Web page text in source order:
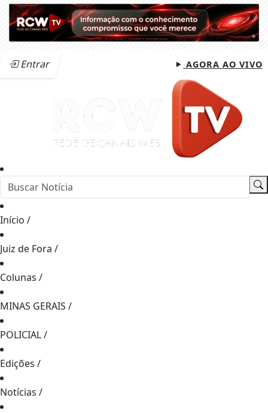
Entrar AGORA AO VIVO
Início /
Juiz de Fora /
Colunas /
MINAS GERAIS /
POLICIAL/
Edições /
Notícias /